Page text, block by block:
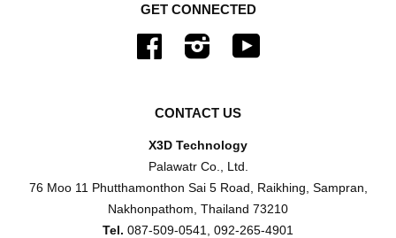
GET CONNECTED
Facebook Instagram
CONTACT US
X3D Technology
Palawatr Co., Ltd.
76 Moo 11 Phutthamonthon Sai 5 Road, Raikhing, Sampran,
Nakhonpathom, Thailand 73210
Tel. 087-509-0541, 092-265-4901